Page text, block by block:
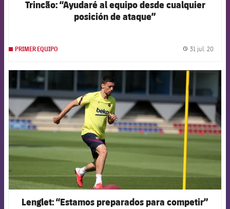
Trincão: “Ayudaré al equipo desde cualquier
posición de ataque”
PRIMER EQUIPO 31 jul. 20
Lenglet: “Estamos preparados para competir”